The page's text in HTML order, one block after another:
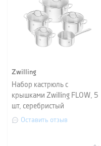
Zwilling
Набор кастрюль с
крышками Zwilling FLOW, 5
шт, серебристый
Оставить отзыв